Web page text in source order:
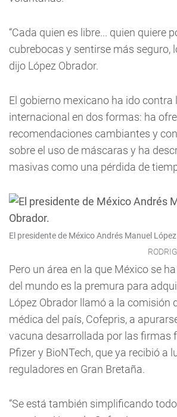
“Cada quien es libre... quien quiere
cubrebocas y sentirse más seguro,
dijo López Obrador.
El gobierno mexicano ha ido contra
internacional en dos formas: ha
recomendaciones cambiantes y
sobre el uso de máscaras y ha
masivas como una pérdida de
El presidente de México Andrés Manuel
Pero un área en la que México se
del mundo es la premura para
López Obrador llamó a la comisión
médica del país, Cofepris, a
vacuna desarrollada por las firmas
Pfizer y BioNTech, que ya recibió a
reguladores en Gran Bretaña.
“Se está también simplificando